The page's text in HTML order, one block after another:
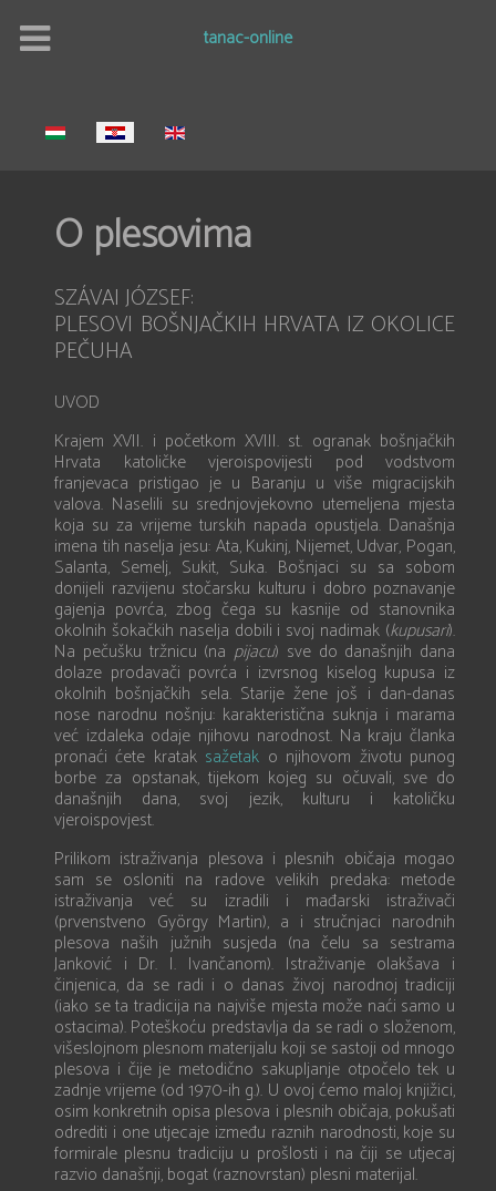
tanac-online
Select your language
O plesovima
SZÁVAI JÓZSEF:
PLESOVI BOŠNJAČKIH HRVATA IZ OKOLICE
PEČUHA
UVOD
Krajem XVII. i početkom XVIII. st. ogranak bošnjačkih
Hrvata katoličke vjeroispovijesti pod vodstvom
franjevaca pristigao je u Baranju u više migracijskih
valova. Naselili su srednjovjekovno utemeljena mjesta
koja su za vrijeme turskih napada opustjela. Današnja
imena tih naselja jesu: Ata, Kukinj, Nijemet, Udvar, Pogan,
Salanta, Semelj, Sukit, Suka. Bošnjaci su sa sobom
donijeli razvijenu stočarsku kulturu i dobro poznavanje
gajenja povrća, zbog čega su kasnije od stanovnika
okolnih šokačkih naselja dobili i svoj nadimak (kupusari).
Na pečušku tržnicu (na pijacu) sve do današnjih dana
dolaze prodavači povrća i izvrsnog kiselog kupusa iz
okolnih bošnjačkih sela. Starije žene još i dan-danas
nose narodnu nošnju: karakteristična suknja i marama
već izdaleka odaje njihovu narodnost. Na kraju članka
pronaći ćete kratak sažetak o njihovom životu punog
borbe za opstanak, tijekom kojeg su očuvali, sve do
današnjih dana, svoj jezik, kulturu i katoličku
vjeroispovjest.
Prilikom istraživanja plesova i plesnih običaja mogao
sam se osloniti na radove velikih predaka: metode
istraživanja već su izradili i mađarski istraživači
(prvenstveno György Martin), a i stručnjaci narodnih
plesova naših južnih susjeda (na čelu sa sestrama
Janković i Dr. I. Ivančanom). Istraživanje olakšava i
činjenica, da se radi i o danas živoj narodnoj tradiciji
(iako se ta tradicija na najviše mjesta može naći samo u
ostacima). Poteškoću predstavlja da se radi o složenom,
višeslojnom plesnom materijalu koji se sastoji od mnogo
plesova i čije je metodično sakupljanje otpočelo tek u
zadnje vrijeme (od 1970-ih g.). U ovoj ćemo maloj knjižici,
osim konkretnih opisa plesova i plesnih običaja, pokušati
odrediti i one utjecaje između raznih narodnosti, koje su
formirale plesnu tradiciju u prošlosti i na čiji se utjecaj
razvio današnji, bogat (raznovrstan) plesni materijal.